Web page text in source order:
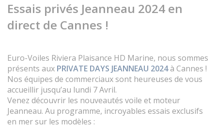
Essais privés Jeanneau 2024 en
direct de Cannes !
Euro-Voiles Riviera Plaisance HD Marine, nous sommes
présents aux PRIVATE DAYS JEANNEAU 2024à Cannes !
Nos équipes de commerciaux sont heureuses de vous
accueillir jusqu’au lundi 7 Avril.
Venez découvrir les nouveautés voile et moteur
Jeanneau. Au programme, incroyables essais exclusifs
en mer sur les modèles :